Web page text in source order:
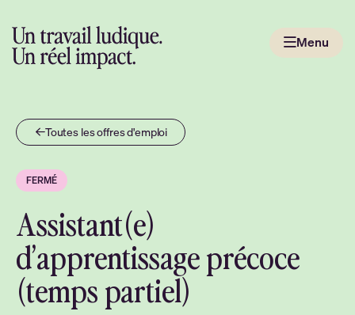
au
contenu
page
d'accueil
Menu
Toutes les offres d'emploi
FERMÉ
Assistant(e)
d’apprentissage précoce
(temps partiel)